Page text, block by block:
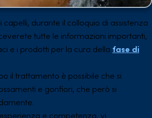
durante il colloquio di assistenza
tutte le informazioni importanti,
e i prodotti per la cura della fase di
il trattamento è possibile che si
e gonfiori, che però si
e competenza, vi